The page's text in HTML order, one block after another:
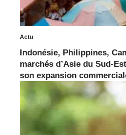
Actu
Indonésie, Philippines,
marchés d’Asie du Sud-
son expansion